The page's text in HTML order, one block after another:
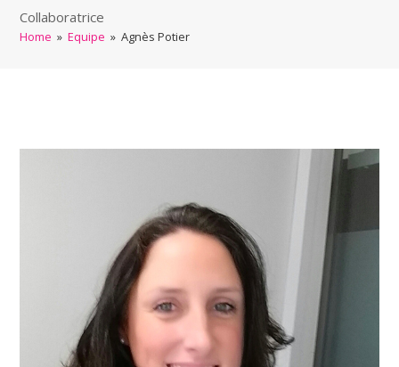
Collaboratrice
Home » Equipe » Agnès Potier